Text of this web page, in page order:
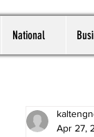
National
Apr 27,